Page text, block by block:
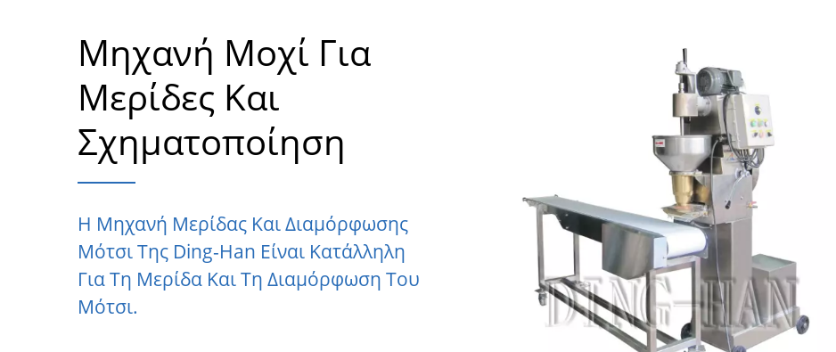
Μηχανή Μοχί Για
Μερίδες Και
Σχηματοποίηση
Η Μηχανή Μερίδας Και Διαμόρφωσης
Μότσι Της Ding-Han Είναι Κατάλληλη
Για Τη Μερίδα Και Τη Διαμόρφωση Του
Μότσι.